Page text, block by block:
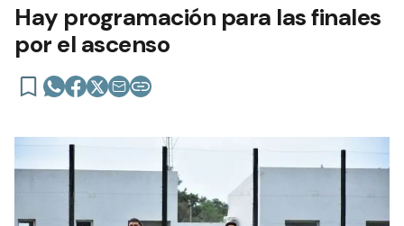
Hay programación para las finales
por el ascenso